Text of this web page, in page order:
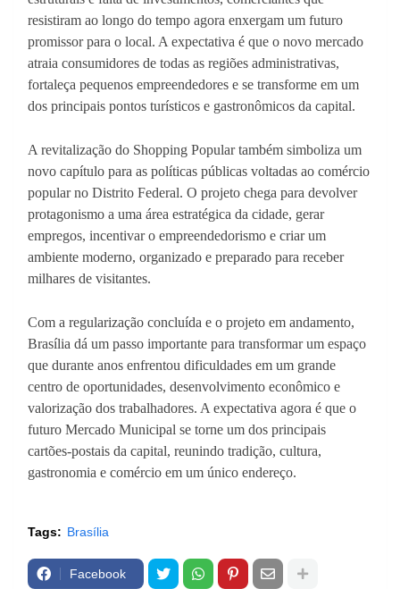
resistiram ao longo do tempo agora enxergam um futuro
promissor para o local. A expectativa é que o novo mercado
atraia consumidores de todas as regiões administrativas,
fortaleça pequenos empreendedores e se transforme em um
dos principais pontos turísticos e gastronômicos da capital.
A revitalização do Shopping Popular também simboliza um
novo capítulo para as políticas públicas voltadas ao comércio
popular no Distrito Federal. O projeto chega para devolver
protagonismo a uma área estratégica da cidade, gerar
empregos, incentivar o empreendedorismo e criar um
ambiente moderno, organizado e preparado para receber
milhares de visitantes.
Com a regularização concluída e o projeto em andamento,
Brasília dá um passo importante para transformar um espaço
que durante anos enfrentou dificuldades em um grande
centro de oportunidades, desenvolvimento econômico e
valorização dos trabalhadores. A expectativa agora é que o
futuro Mercado Municipal se torne um dos principais
cartões-postais da capital, reunindo tradição, cultura,
gastronomia e comércio em um único endereço.
Tags: Brasília
Facebook